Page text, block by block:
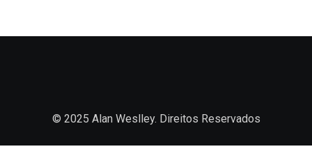
© 2025 Alan Weslley. Direitos Reservados